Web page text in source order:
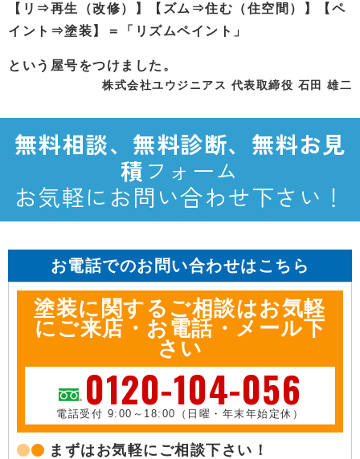
【リ⇒再生（改修）】【ズム⇒住む（住空間）】【ペ
イント⇒塗装】＝「リズムペイント」
という屋号をつけました。
株式会社ユウジニアス 代表取締役 石田 雄二
無料相談、無料診断、無料お見
積フォーム
お気軽にお問い合わせ下さい！
お電話でのお問い合わせはこちら
塗装に関するご相談はお気軽
にご来店・お電話・メール下
さい
0120-104-056
電話受付 9:00～18:00（日曜・年末年始定休）
まずはお気軽にご相談下さい！